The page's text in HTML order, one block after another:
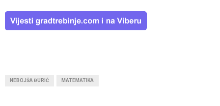
NEBOJŠA ĐURIĆ MATEMATIKA